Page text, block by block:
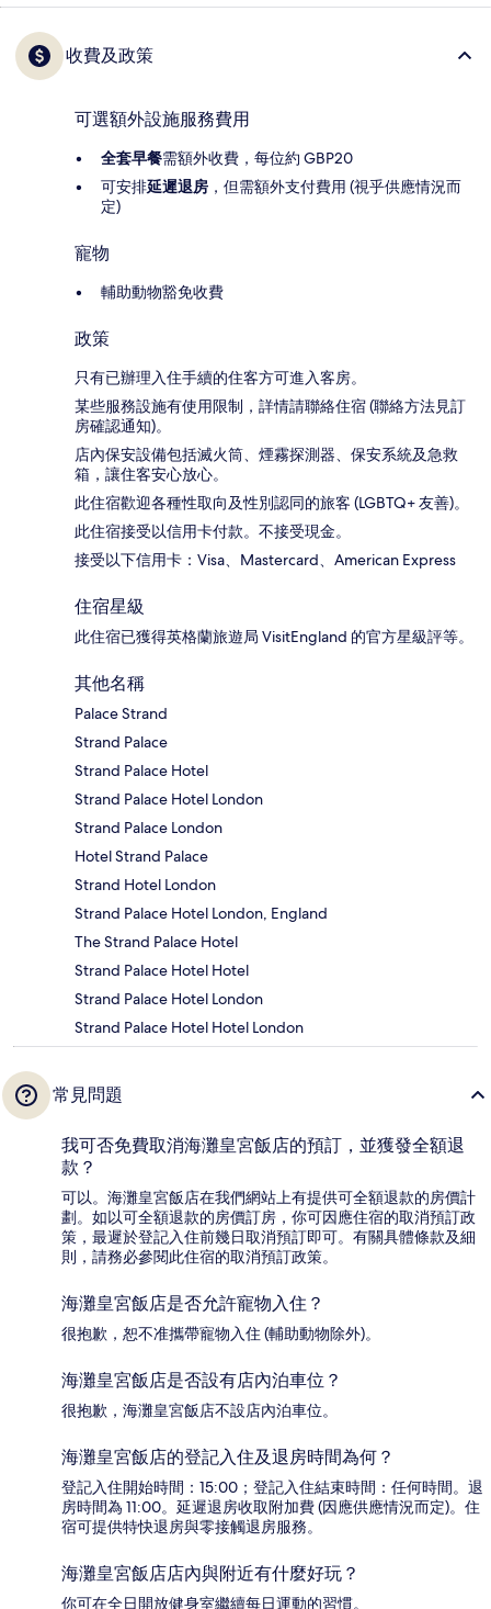
收費及政策
可選額外設施服務費用
全套早餐需額外收費，每位約 GBP20
可安排延遲退房 ，但需額外支付費用 (視乎供應情況而
定)
寵物
輔助動物豁免收費
政策
只有已辦理入住手續的住客方可進入客房。
某些服務設施有使用限制，詳情請聯絡住宿 (聯絡方法見訂
房確認通知)。
店內保安設備包括滅火筒、煙霧探測器、保安系統及急救
箱，讓住客安心放心。
此住宿歡迎各種性取向及性別認同的旅客 (LGBTQ+ 友善)。
此住宿接受以信用卡付款。不接受現金。
接受以下信用卡：Visa、Mastercard、American Express
住宿星級
此住宿已獲得英格蘭旅遊局 VisitEngland 的官方星級評等。
其他名稱
Palace Strand
Strand Palace
Strand Palace Hotel
Strand Palace Hotel London
Strand Palace London
Hotel Strand Palace
Strand Hotel London
Strand Palace Hotel London, England
The Strand Palace Hotel
Strand Palace Hotel Hotel
Strand Palace Hotel London
Strand Palace Hotel Hotel London
常見問題
我可否免費取消海灘皇宮飯店的預訂，並獲發全額退
款？
可以。海灘皇宮飯店在我們網站上有提供可全額退款的房價計
劃。如以可全額退款的房價訂房，你可因應住宿的取消預訂政
策，最遲於登記入住前幾日取消預訂即可。有關具體條款及細
則，請務必參閱此住宿的取消預訂政策。
海灘皇宮飯店是否允許寵物入住？
很抱歉，恕不准攜帶寵物入住 (輔助動物除外)。
海灘皇宮飯店是否設有店內泊車位？
很抱歉，海灘皇宮飯店不設店內泊車位。
海灘皇宮飯店的登記入住及退房時間為何？
登記入住開始時間：15:00；登記入住結束時間：任何時間。退
房時間為 11:00。延遲退房收取附加費 (因應供應情況而定)。住
宿可提供特快退房與零接觸退房服務。
海灘皇宮飯店店內與附近有什麼好玩？
你可在全日開放健身室繼續每日運動的習慣。